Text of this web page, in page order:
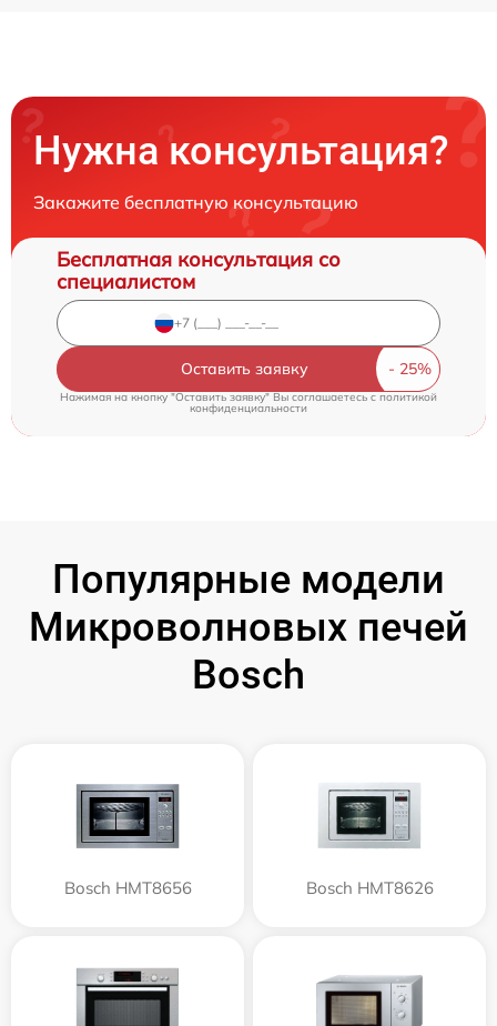
Нужна консультация?
Закажите бесплатную консультацию
Бесплатная консультация со
специалистом
Оставить заявку
Нажимая на кнопку "Оставить заявку" Вы соглашаетесь cполитикой
конфиденциальности
Популярные модели
Микроволновых печей
Bosch
Bosch HMT8656 Bosch HMT8626